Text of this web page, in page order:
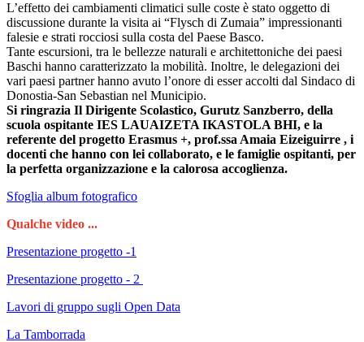
L’effetto dei cambiamenti climatici sulle coste è stato oggetto di
discussione durante la visita ai “Flysch di Zumaia” impressionanti
falesie e strati rocciosi sulla costa del Paese Basco.
Tante escursioni, tra le bellezze naturali e architettoniche dei paesi
Baschi hanno caratterizzato la mobilità. Inoltre, le delegazioni dei
vari paesi partner hanno avuto l’onore di esser accolti dal Sindaco di
Donostia-San Sebastian nel Municipio.
Si ringrazia Il Dirigente Scolastico, Gurutz Sanzberro, della
scuola ospitante IES LAUAIZETA IKASTOLA BHI, e la
referente del progetto Erasmus +, prof.ssa Amaia Eizeiguirre , i
docenti che hanno con lei collaborato, e le famiglie ospitanti, per
la perfetta organizzazione e la calorosa accoglienza.
Sfoglia album fotografico
Qualche video ...
Presentazione progetto -1
Presentazione progetto - 2
Lavori di gruppo sugli Open Data
La Tamborrada